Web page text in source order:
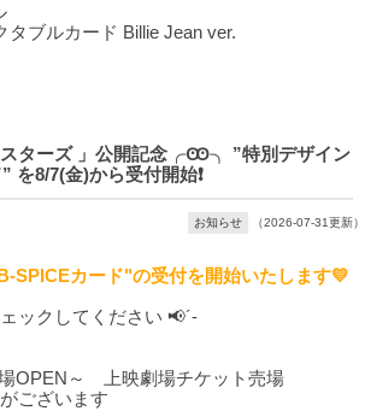
タブルカード Billie Jean ver.
スターズ 」公開記念╭Ꙭ╮ ”特別デザイン
を8/7(金)から受付開始❗️
お知らせ （2026-07-31更新）
SPICEカード"の受付を開始いたします💛
ックしてください 📢´-
OPEN～ 上映劇場チケット売場
ございます